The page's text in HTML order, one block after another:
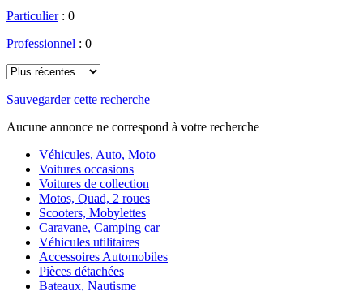
Particulier: 0
Professionnel : 0
Sauvegarder cette recherche
Aucune annonce ne correspond à votre recherche
Véhicules, Auto, Moto
Voitures occasions
Voitures de collection
Motos, Quad, 2 roues
Scooters, Mobylettes
Caravane, Camping car
Véhicules utilitaires
Accessoires Automobiles
Pièces détachées
Bateaux, Nautisme